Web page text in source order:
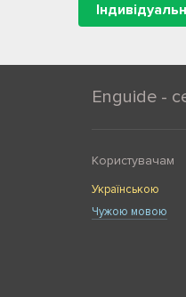
Enguide -
Користувачам
Українською
Чужою мовою